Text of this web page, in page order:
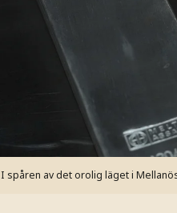
I spåren av det orolig läget i